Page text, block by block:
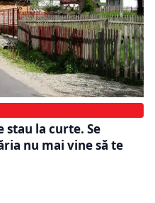
stau la curte. Se
nu mai vine să te